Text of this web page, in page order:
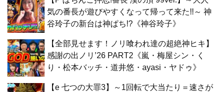
気の番長が遊びやすくなって帰って来た!!～ 神
谷玲子の新台は神ぱち!?《神谷玲子》
【全部見せます！ノリ喰われ達の超絶神ヒキ】
感謝の出ノリ’26 PART2《嵐・梅屋シン・く
り・松本バッチ・道井悠・ayasi・ヤドゥ》
【e 七つの大罪3】～1回転で大当たり＝速さが